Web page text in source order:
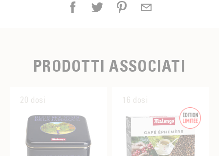
PRODOTTI ASSOCIATI
20 dosi 16 dosi